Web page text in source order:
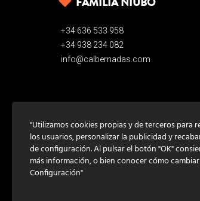
+34 636 533 958
+34 938 234 082
info@calbernadas.com
"Utilizamos cookies propias y de terceros para
los usuarios, personalizar la publicidad y
de configuración. Al pulsar el botón "OK"
más información, o bien conocer cómo
Configuración"